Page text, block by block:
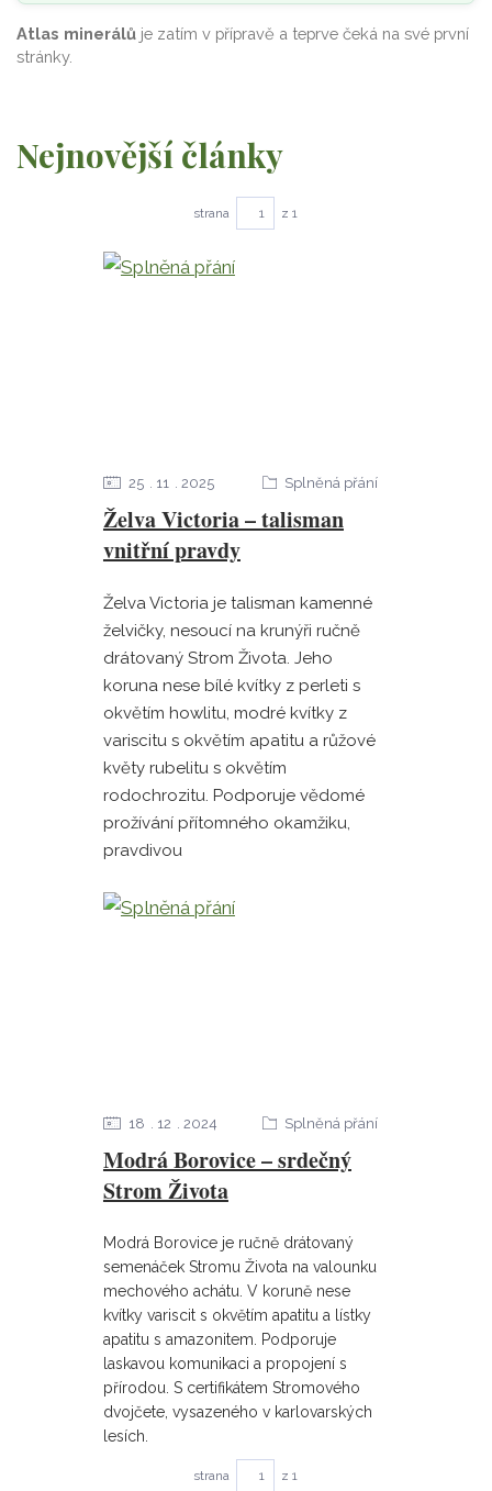
Atlas minerálů je zatím v přípravě a teprve čeká na své první
stránky.
Nejnovější články
strana z 1
Želva Victoria – talisman
vnitřní pravdy
25 11 2025 Splněná přání
Želva Victoria je talisman kamenné
želvičky, nesoucí na krunýři ručně
drátovaný Strom Života. Jeho
koruna nese bílé kvítky z perleti s
okvětím howlitu, modré kvítky z
variscitu s okvětím apatitu a růžové
květy rubelitu s okvětím
rodochrozitu. Podporuje vědomé
prožívání přítomného okamžiku,
pravdivou
Modrá Borovice – srdečný
Strom Života
18 12 2024 Splněná přání
Modrá Borovice je ručně drátovaný
semenáček Stromu Života na valounku
mechového achátu. V koruně nese
kvítky variscit s okvětím apatitu a lístky
apatitu s amazonitem. Podporuje
laskavou komunikaci a propojení s
přírodou. S certifikátem Stromového
dvojčete, vysazeného v karlovarských
lesích.
strana z 1